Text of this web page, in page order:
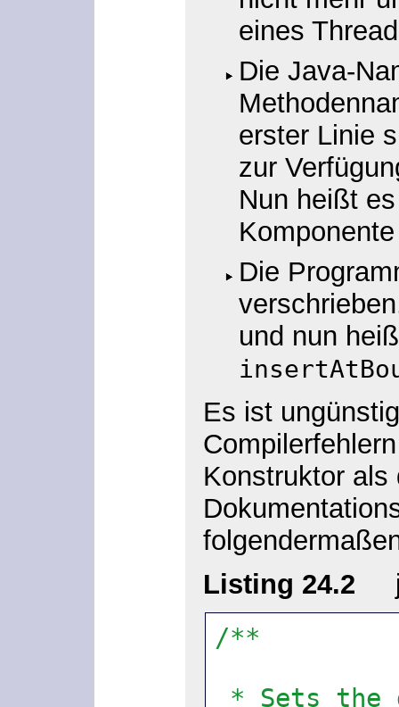
eines
Die Java-
erster Linie
zur
Nun heißt
Die
und nun
Es ist
Konstruktor
Listing 24.2
/**